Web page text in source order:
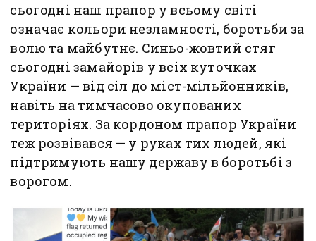
сьогодні наш прапор у всьому світі
означає кольори незламності, боротьби за
волю та майбутнє. Синьо-жовтий стяг
сьогодні замайорів у всіх куточках
України — від сіл до міст-мільйонників,
навіть на тимчасово окупованих
територіях. За кордоном прапор України
теж розвівався — у руках тих людей, які
підтримують нашу державу в боротьбі з
ворогом.